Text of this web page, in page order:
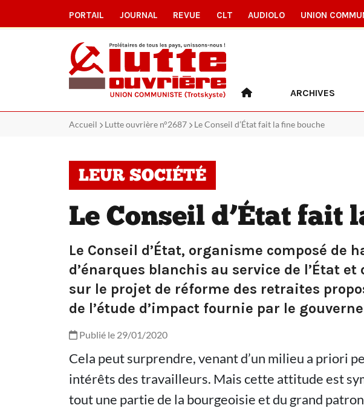
PORTAIL JOURNAL REVUE CLT AUDIOLO UNION
ARCHIVES
Accueil Lutte ouvrière n°2687 Le Conseil d’État fait la fine bouche
LEUR SOCIÉTÉ
Le Conseil d’État fait
Le Conseil d’État, organisme composé
d’énarques blanchis au service de l’État
sur le projet de réforme des retraites
de l’étude d’impact fournie par le
Publié le 29/01/2020
Cela peut surprendre, venant d’un milieu a priori
intérêts des travailleurs. Mais cette attitude est
tout une partie de la bourgeoisie et du grand